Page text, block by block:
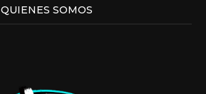
QUIENES SOMOS